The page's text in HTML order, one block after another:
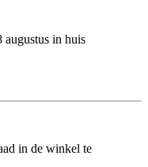
augustus in huis
in de winkel te